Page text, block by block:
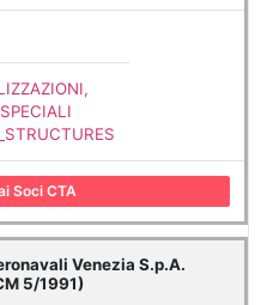
Soci CTA
Venezia S.p.A.
5/1991)